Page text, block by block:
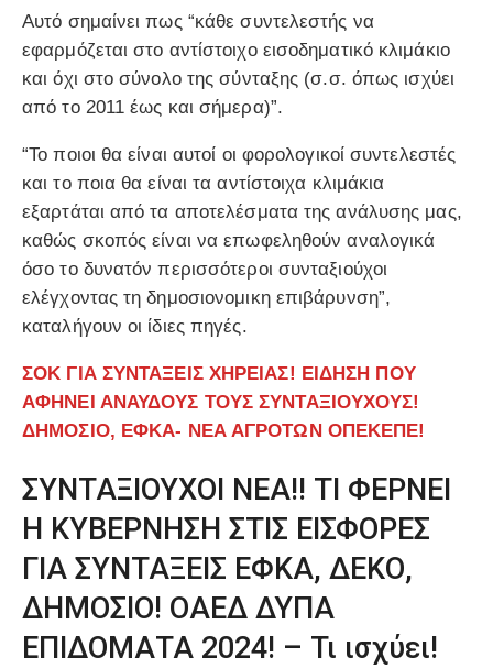
Αυτό σημαίνει πως “κάθε συντελεστής να
εφαρμόζεται στο αντίστοιχο εισοδηματικό κλιμάκιο
και όχι στο σύνολο της σύνταξης (σ.σ. όπως ισχύει
από το 2011 έως και σήμερα)”.
“Το ποιοι θα είναι αυτοί οι φορολογικοί συντελεστές
και το ποια θα είναι τα αντίστοιχα κλιμάκια
εξαρτάται από τα αποτελέσματα της ανάλυσης μας,
καθώς σκοπός είναι να επωφεληθούν αναλογικά
όσο το δυνατόν περισσότεροι συνταξιούχοι
ελέγχοντας τη δημοσιονομικη επιβάρυνση”,
καταλήγουν οι ίδιες πηγές.
ΣΟΚ ΓΙΑ ΣΥΝΤΑΞΕΙΣ ΧΗΡΕΙΑΣ! ΕΙΔΗΣΗ ΠΟΥ
ΑΦΗΝΕΙ ΑΝΑΥΔΟΥΣ ΤΟΥΣ ΣΥΝΤΑΞΙΟΥΧΟΥΣ!
ΔΗΜΟΣΙΟ, ΕΦΚΑ- ΝΕΑ ΑΓΡΟΤΩΝ ΟΠΕΚΕΠΕ!
ΣΥΝΤΑΞΙΟΥΧΟΙ ΝΕΑ!! ΤΙ ΦΕΡΝΕΙ
Η ΚΥΒΕΡΝΗΣΗ ΣΤΙΣ ΕΙΣΦΟΡΕΣ
ΓΙΑ ΣΥΝΤΑΞΕΙΣ ΕΦΚΑ, ΔΕΚΟ,
ΔΗΜΟΣΙΟ! ΟΑΕΔ ΔΥΠΑ
ΕΠΙΔΟΜΑΤΑ 2024! – Τι ισχύει!